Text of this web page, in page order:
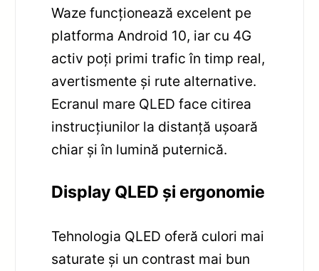
Waze funcționează excelent pe
platforma Android 10, iar cu 4G
activ poți primi trafic în timp real,
avertismente și rute alternative.
Ecranul mare QLED face citirea
instrucțiunilor la distanță ușoară
chiar și în lumină puternică.
Display QLED și ergonomie
Tehnologia QLED oferă culori mai
saturate și un contrast mai bun